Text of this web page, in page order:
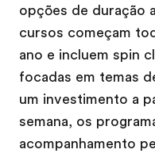
opções de duração
cursos começam
ano e incluem spin
focadas em temas
um investimento a
semana, os
acompanhamento